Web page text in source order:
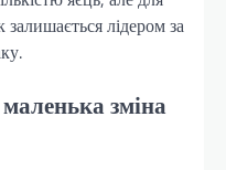
лідером за
зміна